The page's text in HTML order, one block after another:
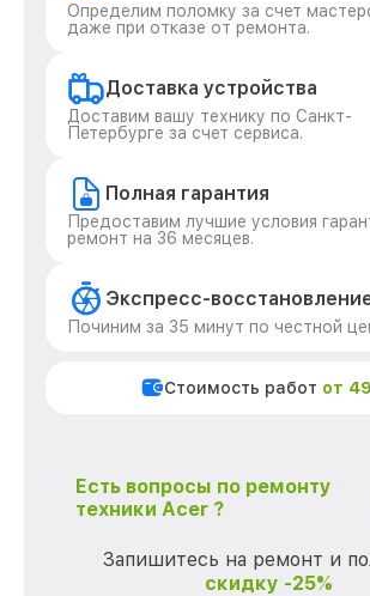
Определим поломку за счет
даже при отказе от ремонта.
Доставка устройства
Доставим вашу технику по Санкт-
Петербурге за счет сервиса.
Полная гарантия
Предоставим лучшие условия
ремонт на 36 месяцев.
Экспресс-
Починим за 35 минут по честной
Стоимость работ от
Есть вопросы по ремонту
техники Acer ?
Запишитесь на ремонт и
скидку -25%